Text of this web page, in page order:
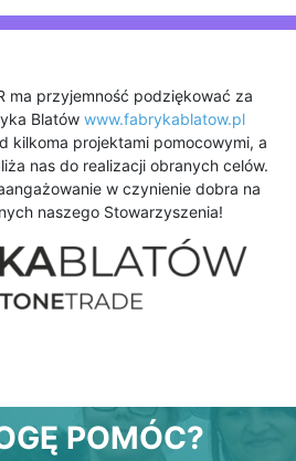
ma przyjemność podziękować za
Blatów www.fabrykablatow.pl
kilkoma projektami pomocowymi, a
nas do realizacji obranych celów.
w czynienie dobra na
naszego Stowarzyszenia!
POMÓC?